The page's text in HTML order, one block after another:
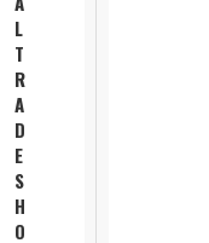
L
T
R
A
D
E
S
H
O